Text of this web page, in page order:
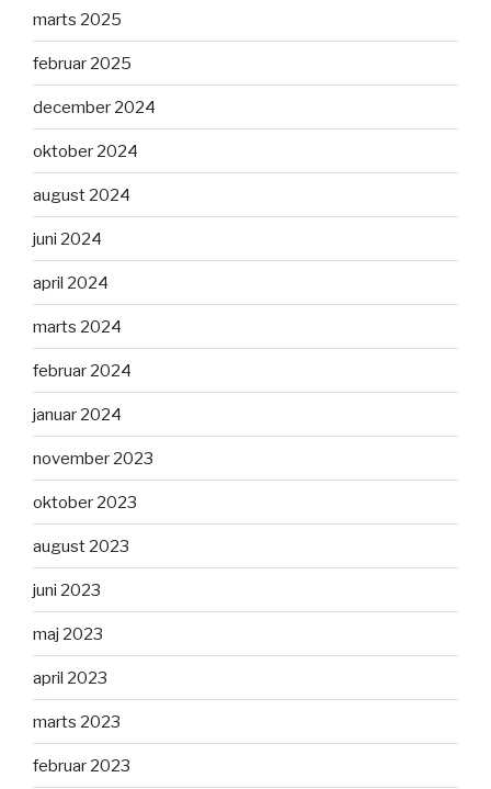
marts 2025
februar 2025
december 2024
oktober 2024
august 2024
juni 2024
april 2024
marts 2024
februar 2024
januar 2024
november 2023
oktober 2023
august 2023
juni 2023
maj 2023
april 2023
marts 2023
februar 2023